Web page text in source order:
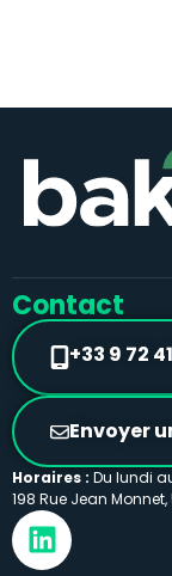
Contact
+33 9 72
Envoyer
Horaires : Du lundi
198 Rue Jean